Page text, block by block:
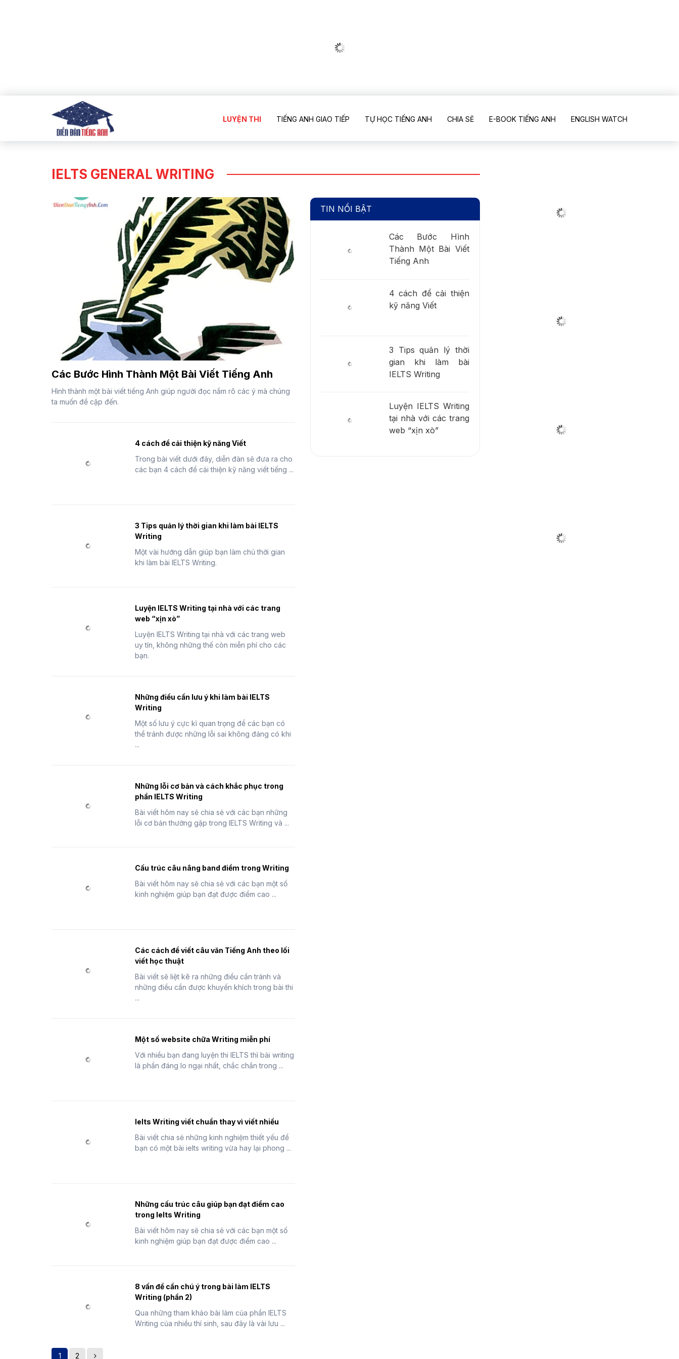
LUYỆN THI TIẾNG ANH GIAO TIẾP TỰ HỌC TIẾNG ANH CHIA SẺ E-BOOK TIẾNG ANH ENGLISH WATCH
IELTS GENERAL WRITING
Các Bước Hình Thành Một Bài Viết Tiếng Anh
Hình thành một bài viết tiếng Anh giúp người đọc nắm rõ các ý mà chúng
ta muốn đề cập đến.
4 cách để cải thiện kỹ năng Viết
Trong bài viết dưới đây, diễn đàn sẽ đưa ra cho
các bạn 4 cách để cải thiện kỹ năng viết tiếng ...
3 Tips quản lý thời gian khi làm bài IELTS
Writing
Một vài hướng dẫn giúp bạn làm chủ thời gian
khi làm bài IELTS Writing.
Luyện IELTS Writing tại nhà với các trang
web “xịn xò”
Luyện IELTS Writing tại nhà với các trang web
uy tín, không những thế còn miễn phí cho các
bạn.
Những điều cần lưu ý khi làm bài IELTS
Writing
Một số lưu ý cực kì quan trọng để các bạn có
thể tránh được những lỗi sai không đáng có khi
...
Những lỗi cơ bản và cách khắc phục trong
phần IELTS Writing
Bài viết hôm nay sẽ chia sẻ với các bạn những
lỗi cơ bản thường gặp trong IELTS Writing và ...
Cấu trúc câu nâng band điểm trong Writing
Bài viết hôm nay sẽ chia sẻ với các bạn một số
kinh nghiệm giúp bạn đạt được điểm cao ...
Các cách để viết câu văn Tiếng Anh theo lối
viết học thuật
Bài viết sẽ liệt kê ra những điều cần tránh và
những điều cần được khuyến khích trong bài thi
...
Một số website chữa Writing miễn phí
Với nhiều bạn đang luyện thi IELTS thì bài writing
là phần đáng lo ngại nhất, chắc chắn trong ...
​Ielts Writing viết chuẩn thay vì viết nhiều
Bài viết chia sẻ những kinh nghiệm thiết yếu để
bạn có một bài ielts writing vừa hay lại phong ...
Những cấu trúc câu giúp bạn đạt điểm cao
trong Ielts Writing
Bài viết hôm nay sẽ chia sẻ với các bạn một số
kinh nghiệm giúp bạn đạt được điểm cao ...
8 vấn đề cần chú ý trong bài làm IELTS
Writing (phần 2)
Qua những tham khảo bài làm của phần IELTS
Writing của nhiều thí sinh, sau đây là vài lưu ...
1 2
TIN NỔI BẬT
Các Bước Hình
Thành Một Bài Viết
Tiếng Anh
4 cách để cải thiện
kỹ năng Viết
3 Tips quản lý thời
gian khi làm bài
IELTS Writing
Luyện IELTS Writing
tại nhà với các trang
web “xịn xò”